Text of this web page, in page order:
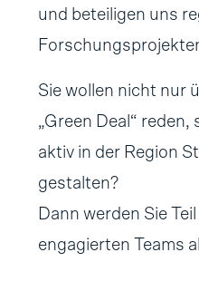
und beteiligen uns
Sie wollen nicht nur
„Green Deal“ reden,
aktiv in der Region
gestalten?
Dann werden Sie
engagierten Teams